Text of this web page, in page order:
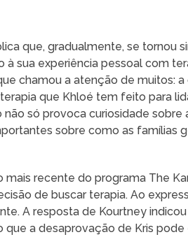
que, gradualmente, se tornou
sua experiência pessoal com
chamou a atenção de muitos: a
que Khloé tem feito para
só provoca curiosidade
sobre como as famílias
mais recente do programa The
de buscar terapia. Ao
A resposta de Kourtney
que a desaprovação de Kris